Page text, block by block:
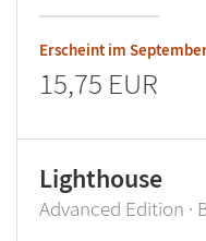
Erscheint im
15,75 EUR
Lighthouse
Advanced Edition ·